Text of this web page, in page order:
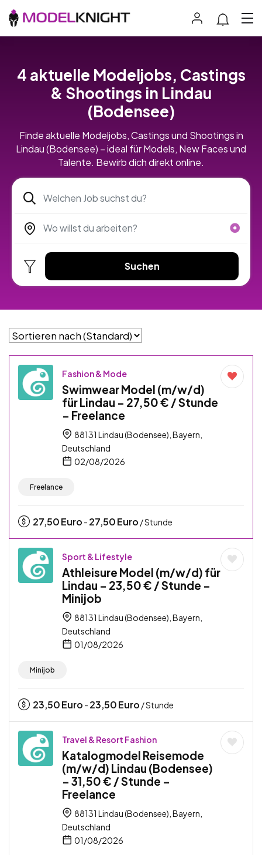
4 aktuelle Modeljobs, Castings
& Shootings in Lindau
(Bodensee)
Finde aktuelle Modeljobs, Castings und Shootings in
Lindau (Bodensee) – ideal für Models, New Faces und
Talente. Bewirb dich direkt online.
Suchen
Fashion & Mode
Swimwear Model (m/w/d)
für Lindau – 27,50 € / Stunde
– Freelance
88131 Lindau (Bodensee), Bayern,
Deutschland
02/08/2026
Freelance
27,50Euro - 27,50Euro / Stunde
Sport & Lifestyle
Athleisure Model (m/w/d) für
Lindau – 23,50 € / Stunde –
Minijob
88131 Lindau (Bodensee), Bayern,
Deutschland
01/08/2026
Minijob
23,50Euro - 23,50Euro / Stunde
Travel & Resort Fashion
Katalogmodel Reisemode
(m/w/d) Lindau (Bodensee)
– 31,50 € / Stunde –
Freelance
88131 Lindau (Bodensee), Bayern,
Deutschland
01/08/2026